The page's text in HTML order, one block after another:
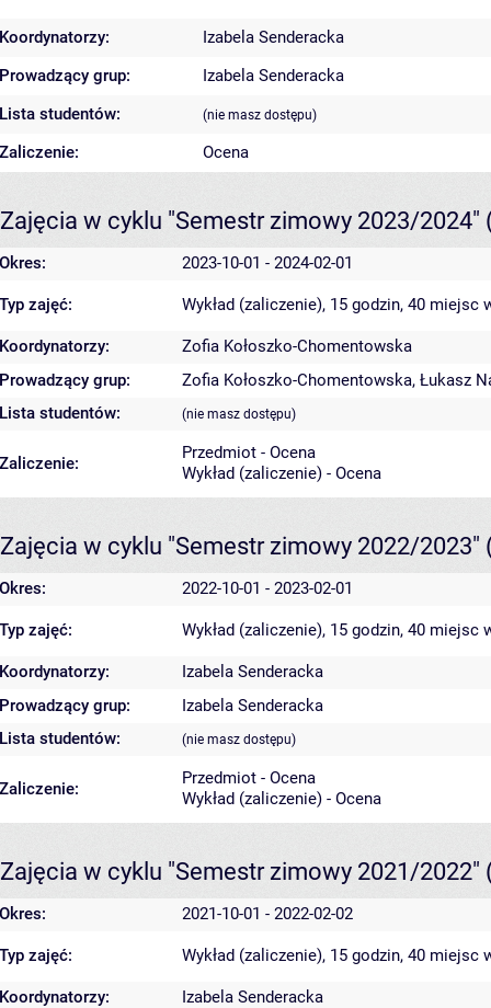
Koordynatorzy:
Izabela Senderacka
Prowadzący grup:
Izabela Senderacka
Lista studentów:
(nie masz dostępu)
Zaliczenie: Ocena
Zajęcia w cyklu "Semestr zimowy 2023/2024"
Okres: 2023-10-01 - 2024-02-01
Typ zajęć: Wykład (zaliczenie), 15 godzin, 40 miejsc
Koordynatorzy:
Zofia Kołoszko-Chomentowska
Prowadzący grup:
Zofia Kołoszko-Chomentowska, Łukasz
Lista studentów:
(nie masz dostępu)
Zaliczenie:
Przedmiot - Ocena
Wykład (zaliczenie) - Ocena
Zajęcia w cyklu "Semestr zimowy 2022/2023"
Okres: 2022-10-01 - 2023-02-01
Typ zajęć: Wykład (zaliczenie), 15 godzin, 40 miejsc
Koordynatorzy:
Izabela Senderacka
Prowadzący grup:
Izabela Senderacka
Lista studentów:
(nie masz dostępu)
Zaliczenie:
Przedmiot - Ocena
Wykład (zaliczenie) - Ocena
Zajęcia w cyklu "Semestr zimowy 2021/2022"
Okres: 2021-10-01 - 2022-02-02
Typ zajęć: Wykład (zaliczenie), 15 godzin, 40 miejsc
Koordynatorzy:
Izabela Senderacka